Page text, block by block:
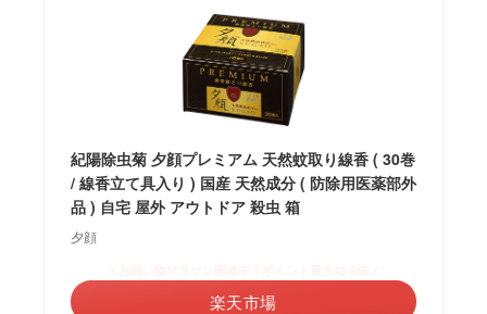
紀陽除虫菊 夕顔プレミアム 天然蚊取り線香 ( 30巻
/ 線香立て具入り ) 国産 天然成分 ( 防除用医薬部外
品 ) 自宅 屋外 アウトドア 殺虫 箱
夕顔
楽天市場